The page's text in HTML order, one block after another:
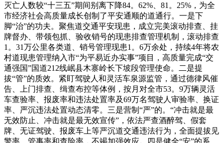
灭亡人数较“十三五”期间别离下降84。62%、81。25%，为全
市经济社会高质量成长创制了平安通顺的道通行。一是下
脚“治”的功夫。聚焦道交通平安现患，成立完美滚动排查、挂
牌督办、带领包抓、验收销号的现患排查管理机制，滚动排查
1。31万公里各类道、销号管理现患1。6万余处，持续4年将农
村道现患管理纳入市“为平易近办实事”项目，高质量完成“交
通强国”国道212线岷县木寨岭长下坡段管理使命。二是提
拔“管”的质效。紧盯驾驶人和灵活车泉源监管，通过德律风催
告、上门排查、缉查布控等体例，按月对全市53。9万辆灵活
车查验率、报废率和违法处置率及69万名驾驶人审验率、换证
率、严沉违法处置动态清零。三是营制“严”的。“冲击就是最
无效防止、冲击就是最无效宣传”，依法严查酒醉驾、假套
牌、无证驾驶、报废车上等严沉道交通违法行为，全面提拔见
警率、管事率和查险率，不竭加强效应。四是健全“安”的系